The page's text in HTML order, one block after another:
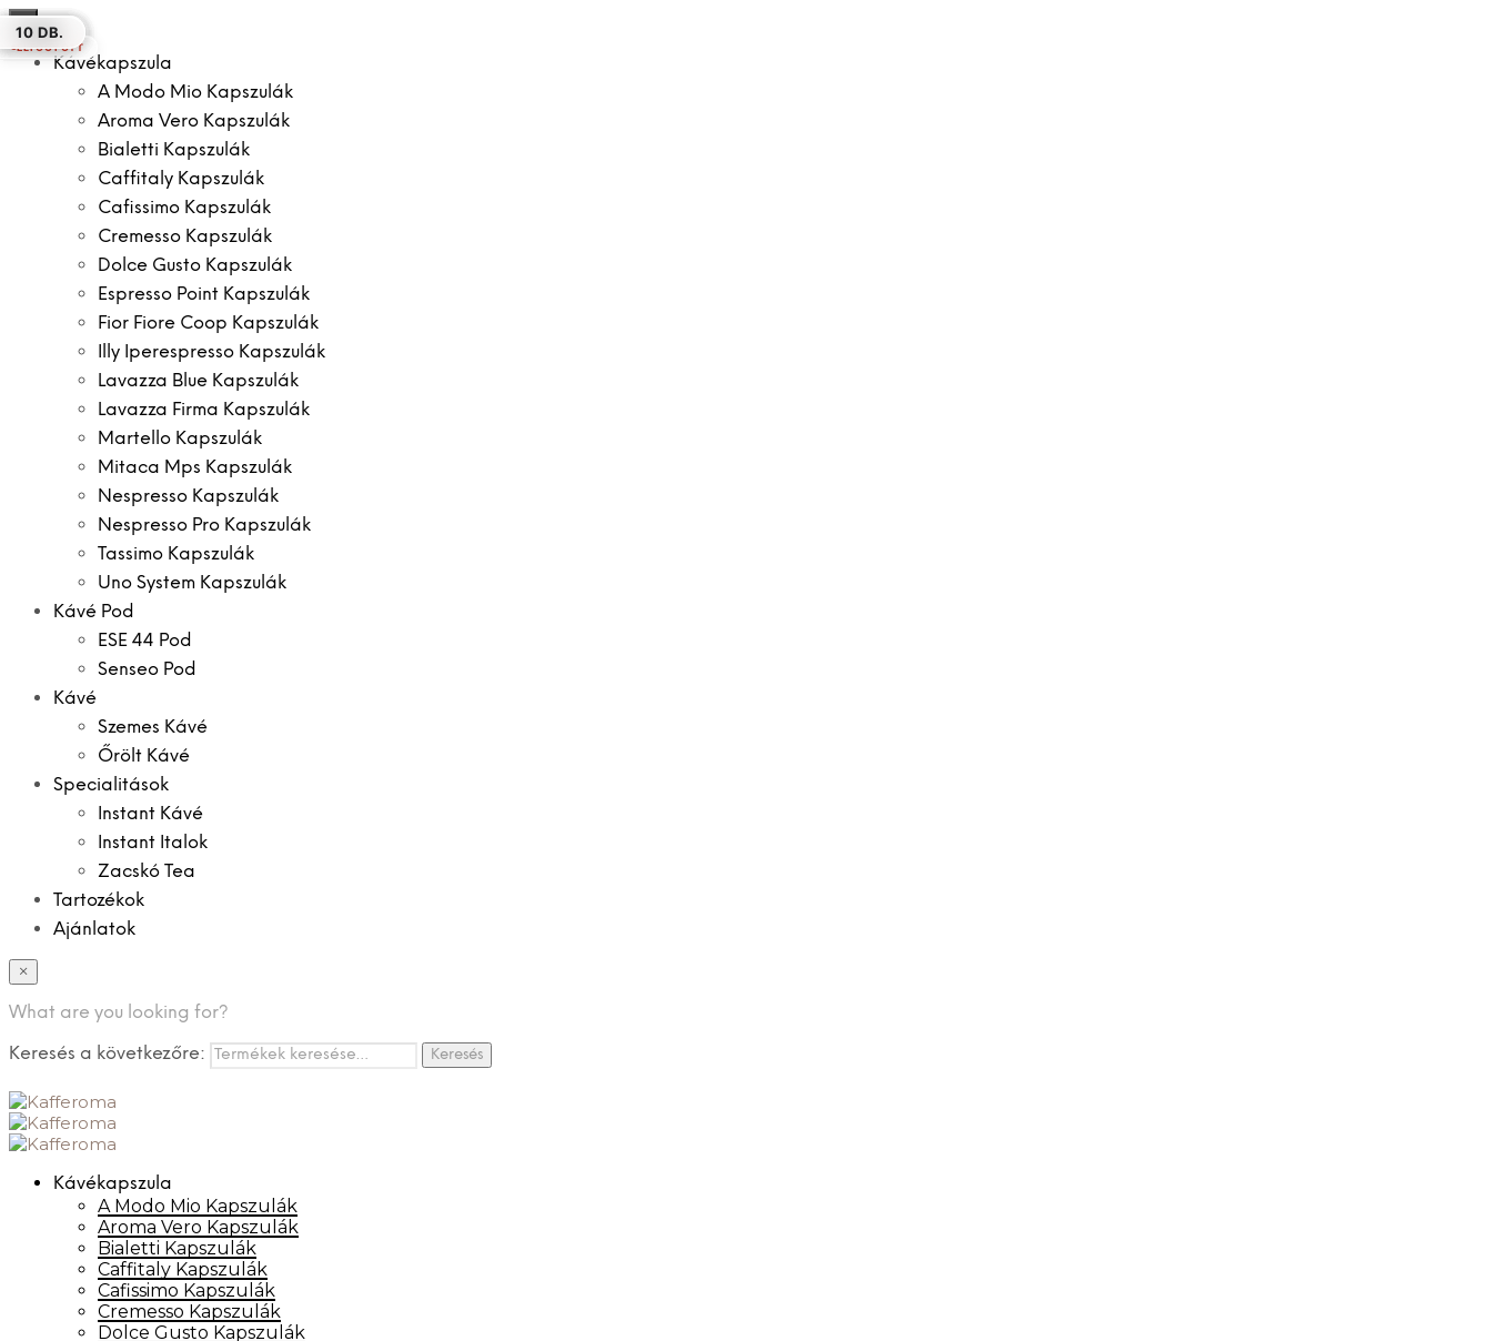
×
Kávékapszula
A Modo Mio Kapszulák
Aroma Vero Kapszulák
Bialetti Kapszulák
Caffitaly Kapszulák
Cafissimo Kapszulák
Cremesso Kapszulák
Dolce Gusto Kapszulák
Espresso Point Kapszulák
Fior Fiore Coop Kapszulák
Illy Iperespresso Kapszulák
Lavazza Blue Kapszulák
Lavazza Firma Kapszulák
Martello Kapszulák
Mitaca Mps Kapszulák
Nespresso Kapszulák
Nespresso Pro Kapszulák
Tassimo Kapszulák
Uno System Kapszulák
Kávé Pod
ESE 44 Pod
Senseo Pod
Kávé
Szemes Kávé
Őrölt Kávé
Specialitások
Instant Kávé
Instant Italok
Zacskó Tea
Tartozékok
Ajánlatok
×
What are you looking for?
Keresés a következőre: Keresés
Kávékapszula
A Modo Mio Kapszulák
Aroma Vero Kapszulák
Bialetti Kapszulák
Caffitaly Kapszulák
Cafissimo Kapszulák
Cremesso Kapszulák
Dolce Gusto Kapszulák
30 DB.
50 DB.
10 DB.
10 DB.
ELFOGYOTT
10 DB.
10 DB.
10 DB.